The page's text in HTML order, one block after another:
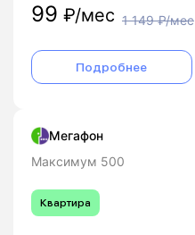
99 ₽/мес 1 149₽/мес
Подробнее
Мегафон
Максимум 500
Квартира